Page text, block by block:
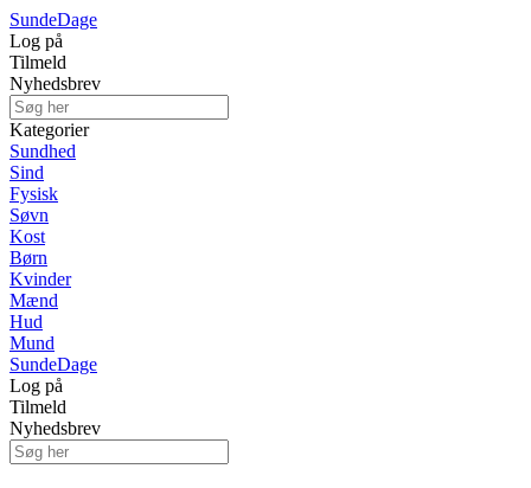
SundeDage
Log på
Tilmeld
Nyhedsbrev
Kategorier
Sundhed
Sind
Fysisk
Søvn
Kost
Børn
Kvinder
Mænd
Hud
Mund
SundeDage
Log på
Tilmeld
Nyhedsbrev